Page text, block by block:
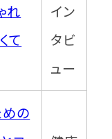
れ
て
イン
タビ
ュー
の